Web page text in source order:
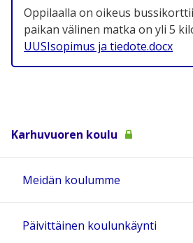
Oppilaalla on oikeus
paikan välinen matka on yli 5
UUSIsopimus ja tiedote.docx
Karhuvuoren koulu
Meidän koulumme
Päivittäinen koulunkäynti